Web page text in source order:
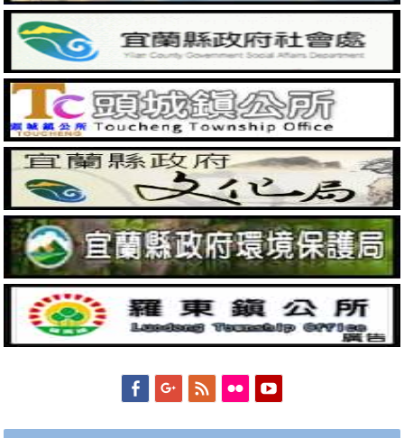
FacebookGoogleplus
Feed Flickr